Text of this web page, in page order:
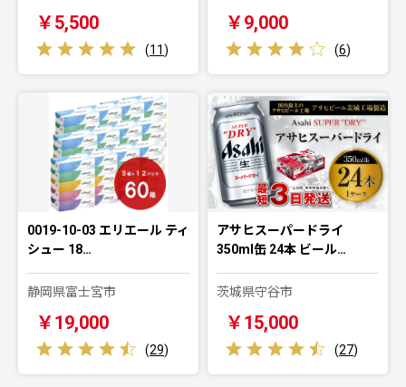
￥5,500
(11)
￥9,000
(6)
0019-10-03 エリエール ティ
シュー 18…
静岡県富士宮市
￥19,000
(29)
アサヒスーパードライ
350ml缶 24本 ビール…
茨城県守谷市
￥15,000
(27)